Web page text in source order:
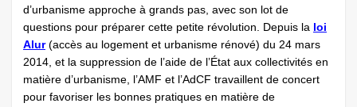
d’urbanisme approche à grands pas, avec son lot de
questions pour préparer cette petite révolution. Depuis la loi
Alur(accès au logement et urbanisme rénové) du 24 mars
2014, et la suppression de l’aide de l’État aux collectivités en
matière d’urbanisme, l’AMF et l’AdCF travaillent de concert
pour favoriser les bonnes pratiques en matière de